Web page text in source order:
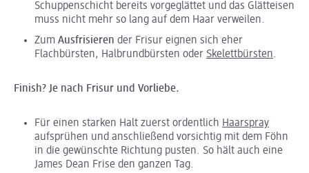
Schuppenschicht bereits vorgeglättet und das Glätteisen
muss nicht mehr so lang auf dem Haar verweilen.
Zum Ausfrisieren der Frisur eignen sich eher
Flachbürsten, Halbrundbürsten oder Skelettbürsten.
Finish? Je nach Frisur und Vorliebe.
Für einen starken Halt zuerst ordentlich Haarspray
aufsprühen und anschließend vorsichtig mit dem Föhn
in die gewünschte Richtung pusten. So hält auch eine
James Dean Frise den ganzen Tag.